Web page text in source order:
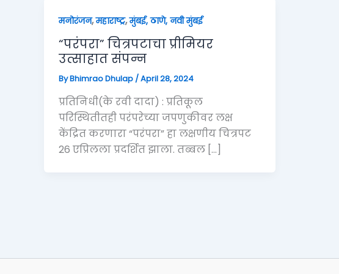
मनोरंजन,महाराष्ट्र,मुंबई, ठाणे, नवी मुंबई
“परंपरा” चित्रपटाचा प्रीमियर
उत्साहात संपन्न
ByBhimrao Dhulap /April 28, 2024
प्रतिनिधी(के रवी दादा) : प्रतिकूल
परिस्थितीतही परंपरेच्या जपणुकीवर लक्ष
केंद्रित करणारा “परंपरा” हा लक्षणीय चित्रपट
26 एप्रिलला प्रदर्शित झाला. तब्बल […]